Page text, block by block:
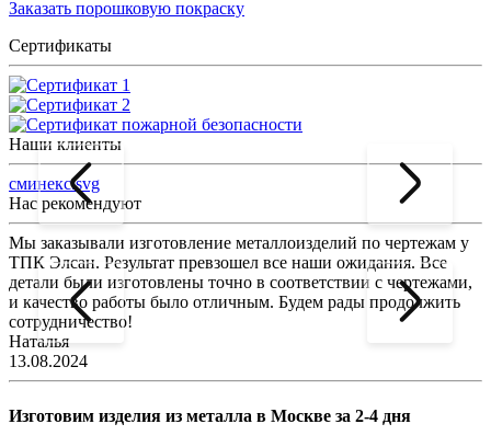
Заказать порошковую покраску
Сертификаты
Наши клиенты
сминекс.svg
Нас рекомендуют
Мы заказывали изготовление металлоизделий по чертежам у
ТПК Элсан. Результат превзошел все наши ожидания. Все
детали были изготовлены точно в соответствии с чертежами,
и качество работы было отличным. Будем рады продолжить
сотрудничество!
Наталья
13.08.2024
Изготовим изделия из металла в Москве за 2-4 дня